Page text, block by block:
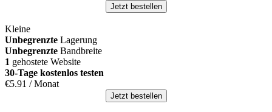
Jetzt bestellen
Kleine
Unbegrenzte Lagerung
Unbegrenzte Bandbreite
1 gehostete Website
30-Tage kostenlos testen
€5.91 / Monat
Jetzt bestellen